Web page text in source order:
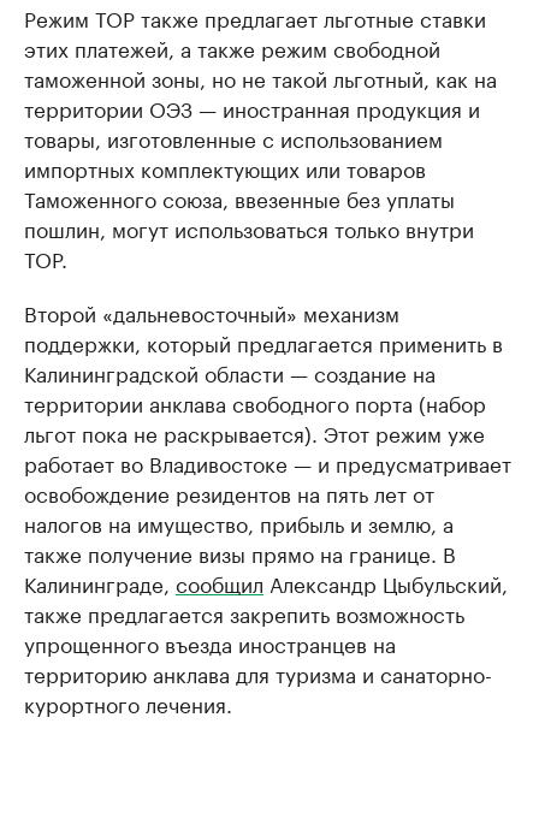
Режим ТОР также предлагает льготные ставки
этих платежей, а также режим свободной
таможенной зоны, но не такой льготный, как на
территории ОЭЗ — иностранная продукция и
товары, изготовленные с использованием
импортных комплектующих или товаров
Таможенного союза, ввезенные без уплаты
пошлин, могут использоваться только внутри
ТОР.
Второй «дальневосточный» механизм
поддержки, который предлагается применить в
Калининградской области — создание на
территории анклава свободного порта (набор
льгот пока не раскрывается). Этот режим уже
работает во Владивостоке — и предусматривает
освобождение резидентов на пять лет от
налогов на имущество, прибыль и землю, а
также получение визы прямо на границе. В
Калининграде, сообщил Александр Цыбульский,
также предлагается закрепить возможность
упрощенного въезда иностранцев на
территорию анклава для туризма и санаторно-
курортного лечения.